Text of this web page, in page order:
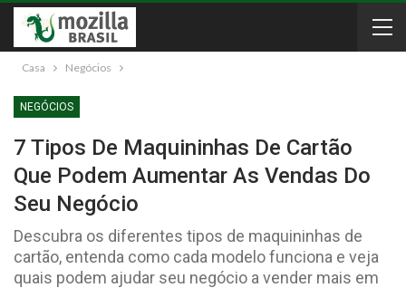
Casa Negócios
NEGÓCIOS
7 Tipos De Maquininhas De Cartão
Que Podem Aumentar As Vendas Do
Seu Negócio
Descubra os diferentes tipos de maquininhas de
cartão, entenda como cada modelo funciona e veja
quais podem ajudar seu negócio a vender mais em